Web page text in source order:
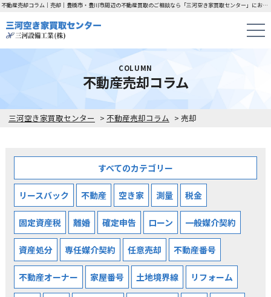
不動産売却コラム｜売却｜豊橋市・豊川市周辺の不動産買取のご相談なら「三河空き家買取センター」にお任せください！
三河空き家買取センター > 不動産売却コラム > 売却
COLUMN
不動産売却コラム
すべてのカテゴリー
リースバック 不動産 空き家 測量 税金
固定資産税 離婚 確定申告 ローン 一般媒介契約
資産処分 専任媒介契約 任意売却 不動産番号
不動産オーナー 家屋番号 土地境界線 リフォーム